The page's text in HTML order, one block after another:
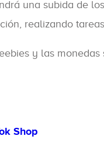
una subida de
realizando
y las
Shop